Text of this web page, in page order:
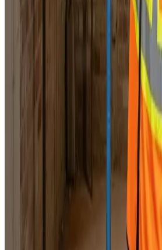
Specialister i alle mærker
70 60 30 04